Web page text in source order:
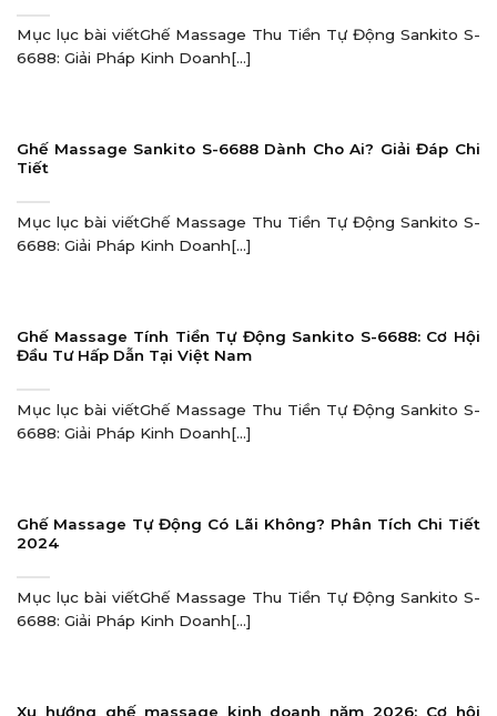
Mục lục bài viếtGhế Massage Thu Tiền Tự Động Sankito S-
6688: Giải Pháp Kinh Doanh[...]
Ghế Massage Sankito S-6688 Dành Cho Ai? Giải Đáp Chi
Tiết
Mục lục bài viếtGhế Massage Thu Tiền Tự Động Sankito S-
6688: Giải Pháp Kinh Doanh[...]
Ghế Massage Tính Tiền Tự Động Sankito S-6688: Cơ Hội
Đầu Tư Hấp Dẫn Tại Việt Nam
Mục lục bài viếtGhế Massage Thu Tiền Tự Động Sankito S-
6688: Giải Pháp Kinh Doanh[...]
Ghế Massage Tự Động Có Lãi Không? Phân Tích Chi Tiết
2024
Mục lục bài viếtGhế Massage Thu Tiền Tự Động Sankito S-
6688: Giải Pháp Kinh Doanh[...]
Xu hướng ghế massage kinh doanh năm 2026: Cơ hội